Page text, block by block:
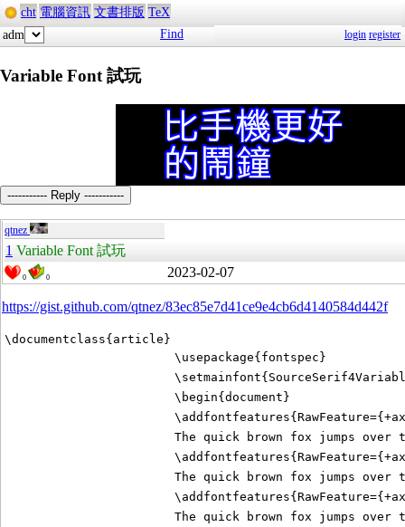
cht 電腦資訊 文書排版 TeX
adm
Find login register
Variable Font 試玩
----------- Reply -----------
qtnez
1 Variable Font 試玩
0 0 2023-02-07
https://gist.github.com/qtnez/83ec85e7d41ce9e4cb6d4140584d442f
\documentclass{article}
\usepackage{fontspec}
\begin{document}
The quick brown fox jumps
The quick brown fox jumps over
The quick brown fox jumps over